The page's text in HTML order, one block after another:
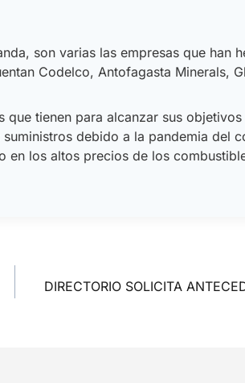
son varias las empresas que han
Codelco, Antofagasta Minerals,
tienen para alcanzar sus
debido a la pandemia del
en los altos precios de los
DIRECTORIO SOLICITA